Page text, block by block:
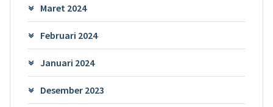
Maret 2024
Februari 2024
Januari 2024
Desember 2023